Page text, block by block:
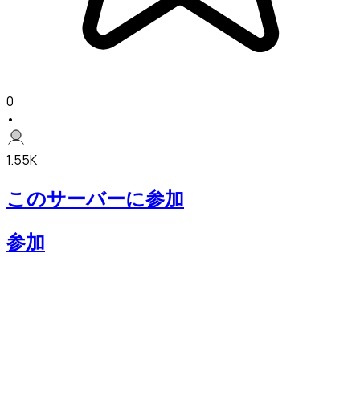
0
•
1.55K
このサーバーに参加
参加